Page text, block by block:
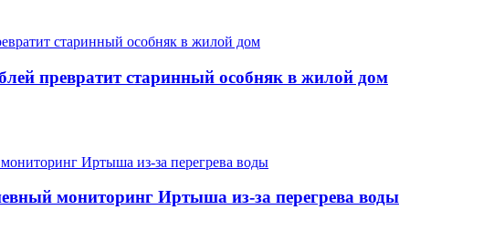
превратит старинный особняк в жилой дом
мониторинг Иртыша из-за перегрева воды